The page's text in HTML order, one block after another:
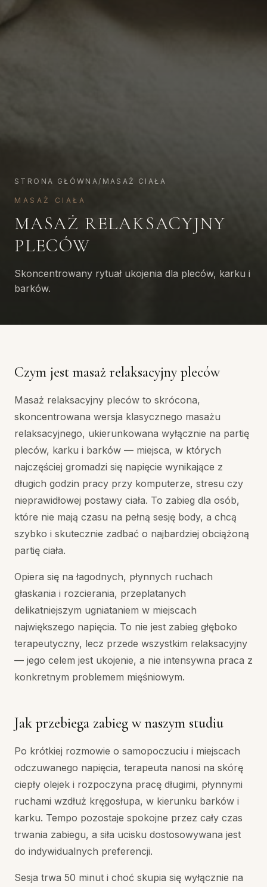
STRONA GŁÓWNA/ MASAŻ CIAŁA
MASAŻ CIAŁA
MASAŻ RELAKSACYJNY
PLECÓW
Skoncentrowany rytuał ukojenia dla pleców, karku i
barków.
Czym jest masaż relaksacyjny pleców
Masaż relaksacyjny pleców to skrócona,
skoncentrowana wersja klasycznego masażu
relaksacyjnego, ukierunkowana wyłącznie na partię
pleców, karku i barków — miejsca, w których
najczęściej gromadzi się napięcie wynikające z
długich godzin pracy przy komputerze, stresu czy
nieprawidłowej postawy ciała. To zabieg dla osób,
które nie mają czasu na pełną sesję body, a chcą
szybko i skutecznie zadbać o najbardziej obciążoną
partię ciała.
Opiera się na łagodnych, płynnych ruchach
głaskania i rozcierania, przeplatanych
delikatniejszym ugniataniem w miejscach
największego napięcia. To nie jest zabieg głęboko
terapeutyczny, lecz przede wszystkim relaksacyjny
— jego celem jest ukojenie, a nie intensywna praca z
konkretnym problemem mięśniowym.
Jak przebiega zabieg w naszym studiu
Po krótkiej rozmowie o samopoczuciu i miejscach
odczuwanego napięcia, terapeuta nanosi na skórę
ciepły olejek i rozpoczyna pracę długimi, płynnymi
ruchami wzdłuż kręgosłupa, w kierunku barków i
karku. Tempo pozostaje spokojne przez cały czas
trwania zabiegu, a siła ucisku dostosowywana jest
do indywidualnych preferencji.
Sesja trwa 50 minut i choć skupia się wyłącznie na